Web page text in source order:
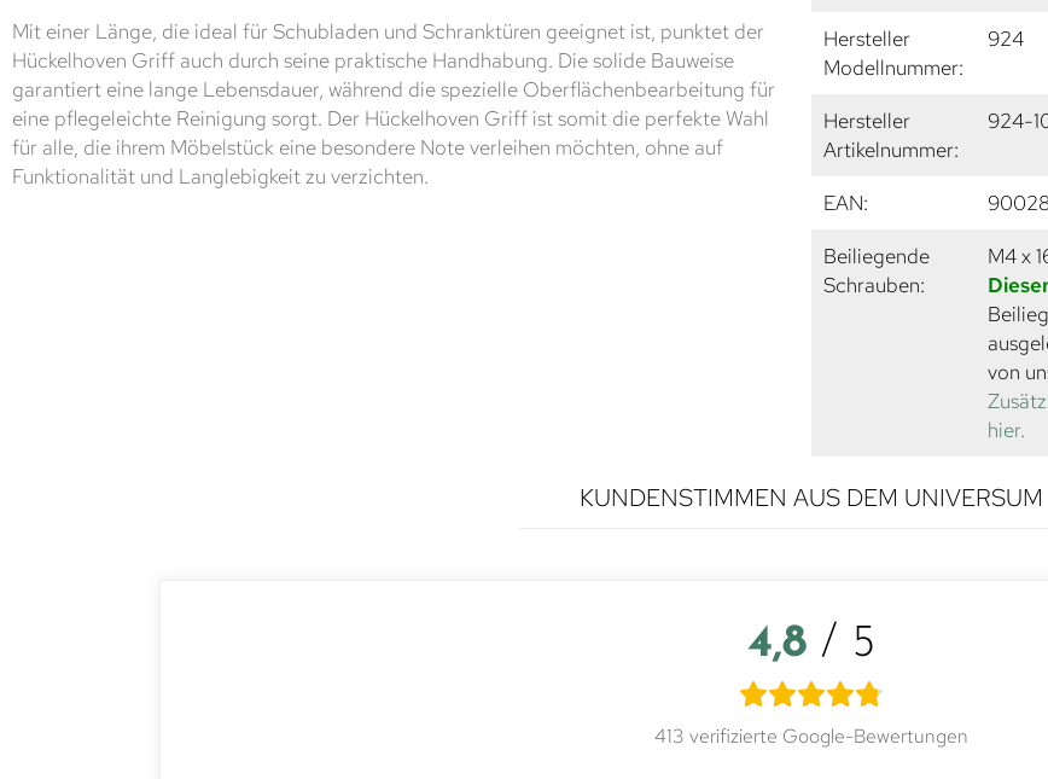
Mit einer Länge, die ideal für Schubladen und Schranktüren geeignet ist, punktet der
Hückelhoven Griff auch durch seine praktische Handhabung. Die solide Bauweise
garantiert eine lange Lebensdauer, während die spezielle Oberflächenbearbeitung für
eine pflegeleichte Reinigung sorgt. Der Hückelhoven Griff ist somit die perfekte Wahl
für alle, die ihrem Möbelstück eine besondere Note verleihen möchten, ohne auf
Funktionalität und Langlebigkeit zu verzichten.
Hersteller
Modellnummer:
924
Hersteller
Artikelnummer:
924-
EAN:
Beiliegende
Schrauben:
M4 x
von
hier.
KUNDENSTIMMEN AUS DEM UNIVERSUM
4,8 / 5
413 verifizierte Google-Bewertungen